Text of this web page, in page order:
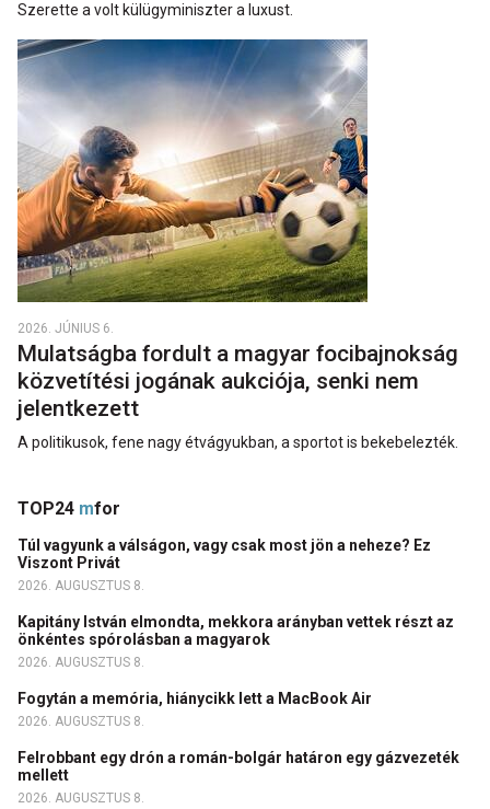
Szerette a volt külügyminiszter a luxust.
2026. JÚNIUS 6.
Mulatságba fordult a magyar focibajnokság
közvetítési jogának aukciója, senki nem
jelentkezett
A politikusok, fene nagy étvágyukban, a sportot is bekebelezték.
TOP24 mfor
Túl vagyunk a válságon, vagy csak most jön a neheze? Ez
Viszont Privát
2026. AUGUSZTUS 8.
Kapitány István elmondta, mekkora arányban vettek részt az
önkéntes spórolásban a magyarok
2026. AUGUSZTUS 8.
Fogytán a memória, hiánycikk lett a MacBook Air
2026. AUGUSZTUS 8.
Felrobbant egy drón a román-bolgár határon egy gázvezeték
mellett
2026. AUGUSZTUS 8.